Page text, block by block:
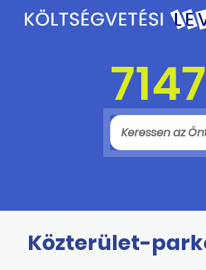
7147
Közterület-